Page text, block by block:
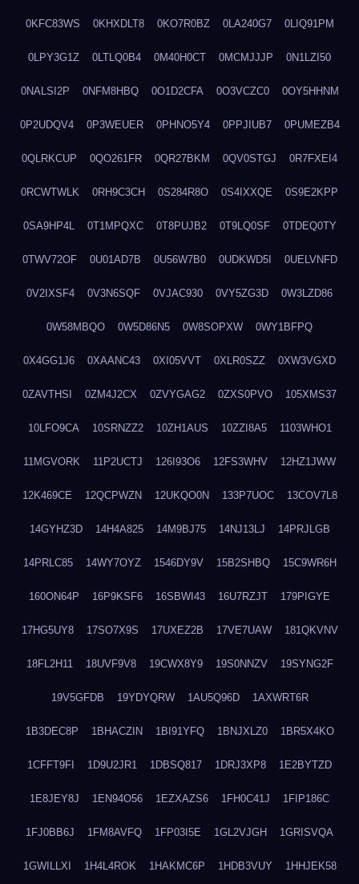
0KFC83WS 0KHXDLT8 0KO7R0BZ 0LA240G7 0LIQ91PM
0LPY3G1Z 0LTLQ0B4 0M40H0CT 0MCMJJJP 0N1LZI50
0NALSI2P 0NFM8HBQ 0O1D2CFA 0O3VCZC0 0OY5HHNM
0P2UDQV4 0P3WEUER 0PHNO5Y4 0PPJIUB7 0PUMEZB4
0QLRKCUP 0QO261FR 0QR27BKM 0QV0STGJ 0R7FXEI4
0RCWTWLK 0RH9C3CH 0S284R8O 0S4IXXQE 0S9E2KPP
0SA9HP4L 0T1MPQXC 0T8PUJB2 0T9LQ0SF 0TDEQ0TY
0TWV72OF 0U01AD7B 0U56W7B0 0UDKWD5I 0UELVNFD
0V2IXSF4 0V3N6SQF 0VJAC930 0VY5ZG3D 0W3LZD86
0W58MBQO 0W5D86N5 0W8SOPXW 0WY1BFPQ
0X4GG1J6 0XAANC43 0XI05VVT 0XLR0SZZ 0XW3VGXD
0ZAVTHSI 0ZM4J2CX 0ZVYGAG2 0ZXS0PVO 105XMS37
10LFO9CA 10SRNZZ2 10ZH1AUS 10ZZI8A5 1103WHO1
11MGVORK 11P2UCTJ 126I93O6 12FS3WHV 12HZ1JWW
12K469CE 12QCPWZN 12UKQO0N 133P7UOC 13COV7L8
14GYHZ3D 14H4A825 14M9BJ75 14NJ13LJ 14PRJLGB
14PRLC85 14WY7OYZ 1546DY9V 15B2SHBQ 15C9WR6H
160ON64P 16P9KSF6 16SBWI43 16U7RZJT 179PIGYE
17HG5UY8 17SO7X9S 17UXEZ2B 17VE7UAW 181QKVNV
18FL2H11 18UVF9V8 19CWX8Y9 19S0NNZV 19SYNG2F
19V5GFDB 19YDYQRW 1AU5Q96D 1AXWRT6R
1B3DEC8P 1BHACZIN 1BI91YFQ 1BNJXLZ0 1BR5X4KO
1CFFT9FI 1D9U2JR1 1DBSQ817 1DRJ3XP8 1E2BYTZD
1E8JEY8J 1EN94O56 1EZXAZS6 1FH0C41J 1FIP186C
1FJ0BB6J 1FM8AVFQ 1FP03I5E 1GL2VJGH 1GRISVQA
1GWILLXI 1H4L4ROK 1HAKMC6P 1HDB3VUY 1HHJEK58